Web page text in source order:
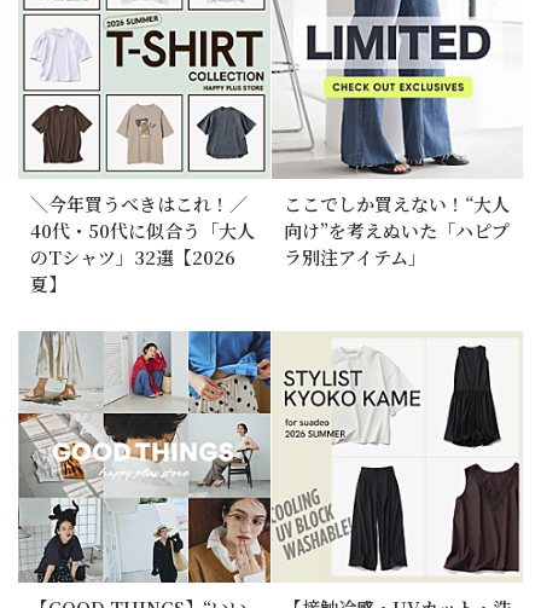
＼今年買うべきはこれ！／
40代・50代に似合う「大人
のTシャツ」32選【2026
夏】
ここでしか買えない！“大人
向け”を考えぬいた「ハピプ
ラ別注アイテム」